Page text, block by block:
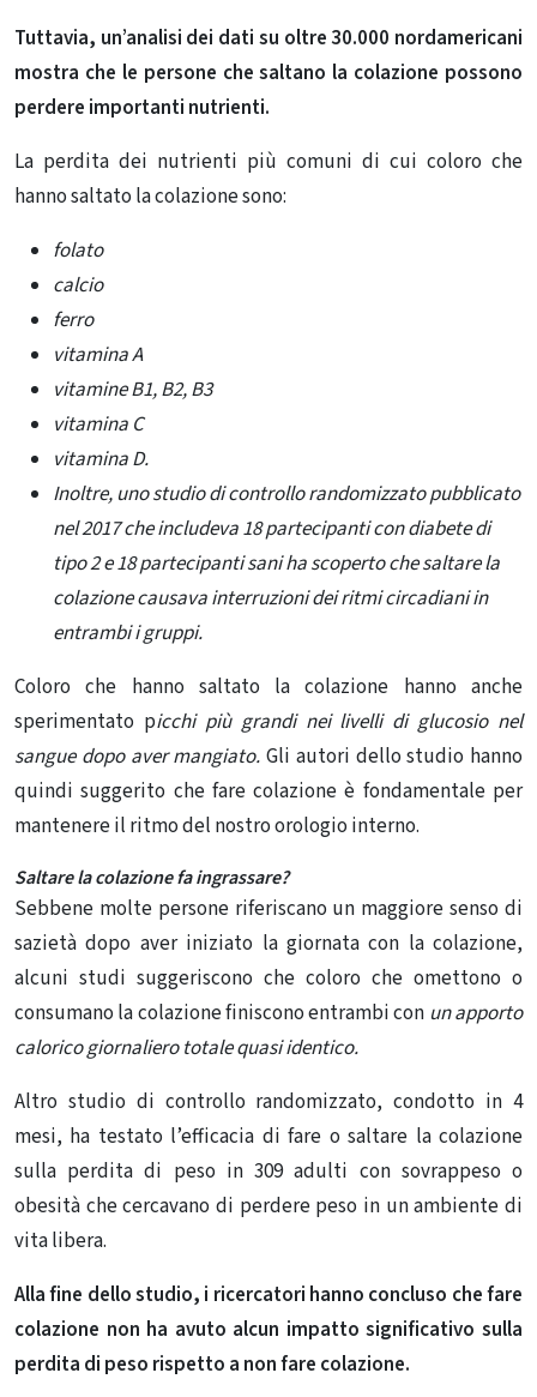
Tuttavia, un’analisi dei dati su oltre 30.000 nordamericani
mostra che le persone che saltano la colazione possono
perdere importanti nutrienti.
La perdita dei nutrienti più comuni di cui coloro che
hanno saltato la colazione sono:
folato
calcio
ferro
vitamina A
vitamine B1, B2, B3
vitamina C
vitamina D.
Inoltre, uno studio di controllo randomizzato pubblicato
nel 2017 che includeva 18 partecipanti con diabete di
tipo 2 e 18 partecipanti sani ha scoperto che saltare la
colazione causava interruzioni dei ritmi circadiani in
entrambi i gruppi.
Coloro che hanno saltato la colazione hanno anche
sperimentato picchi più grandi nei livelli di glucosio nel
sangue dopo aver mangiato. Gli autori dello studio hanno
quindi suggerito che fare colazione è fondamentale per
mantenere il ritmo del nostro orologio interno.
Saltare la colazione fa ingrassare?
Sebbene molte persone riferiscano un maggiore senso di
sazietà dopo aver iniziato la giornata con la colazione,
alcuni studi suggeriscono che coloro che omettono o
consumano la colazione finiscono entrambi con un apporto
calorico giornaliero totale quasi identico.
Altro studio di controllo randomizzato, condotto in 4
mesi, ha testato l’efficacia di fare o saltare la colazione
sulla perdita di peso in 309 adulti con sovrappeso o
obesità che cercavano di perdere peso in un ambiente di
vita libera.
Alla fine dello studio, i ricercatori hanno concluso che fare
colazione non ha avuto alcun impatto significativo sulla
perdita di peso rispetto a non fare colazione.